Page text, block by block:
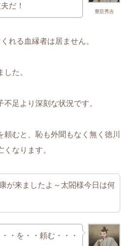
豊臣秀吉
だ！
れる血縁者は居ません。
た。
足より深刻な状況です。
むと、恥も外聞もなく無く徳川
なります。
が来ましたよ～太閤様今日は何
・を・・頼む・・・